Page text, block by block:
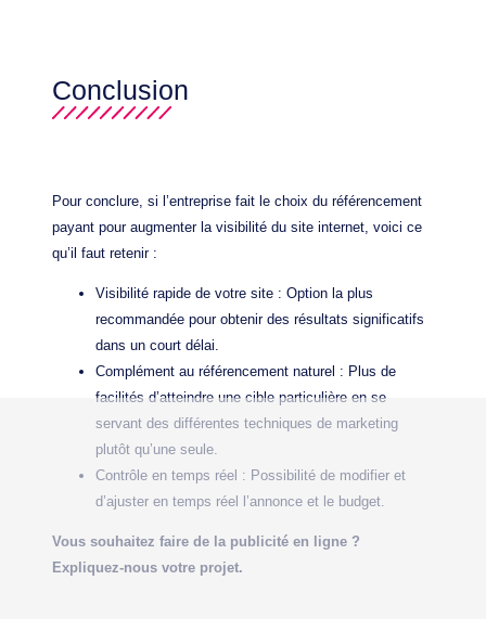
Conclusion
Pour conclure, si l’entreprise fait le choix du référencement
payant pour augmenter la visibilité du site internet, voici ce
qu’il faut retenir :
Visibilité rapide de votre site : Option la plus
recommandée pour obtenir des résultats significatifs
dans un court délai.
Complément au référencement naturel : Plus de
facilités d’atteindre une cible particulière en se
servant des différentes techniques de marketing
plutôt qu’une seule.
Contrôle en temps réel : Possibilité de modifier et
d’ajuster en temps réel l’annonce et le budget.
Vous souhaitez faire de la publicité en ligne ?
Expliquez-nous votre projet.